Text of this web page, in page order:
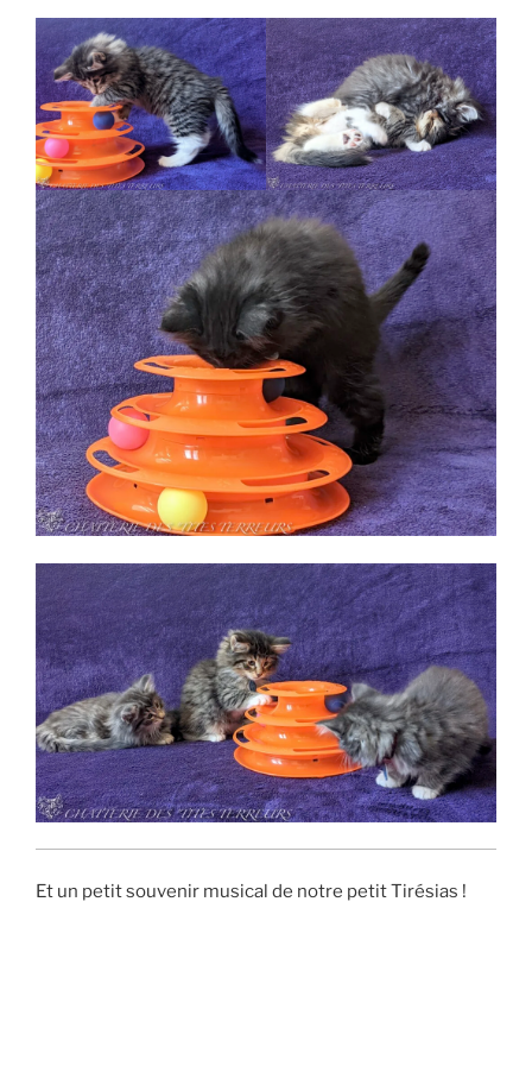
Et un petit souvenir musical de notre petit Tirésias !